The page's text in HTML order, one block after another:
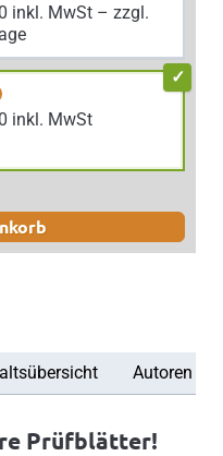
inkl. MwSt – zzgl.
inkl. MwSt
Autoren
Prüfblätter!